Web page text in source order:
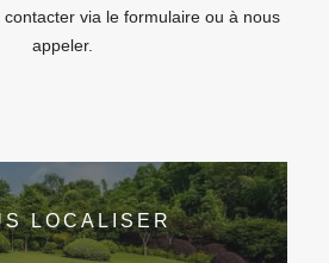
contacter via le formulaire ou à nous
appeler.
LOCALISER